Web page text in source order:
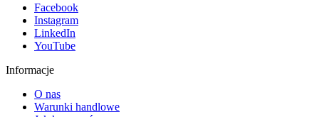
Facebook
Instagram
LinkedIn
YouTube
Informacje
O nas
Warunki handlowe